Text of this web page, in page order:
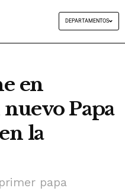
DEPARTAMENTOS
en
Papa
la
papa